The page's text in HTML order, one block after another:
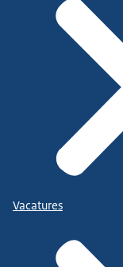
Vacatures